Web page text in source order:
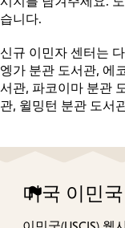
습니다.
신규 이민자 센터는
엥가 분관 도서관, 에
서관, 파코이마 분관
관, 윌밍턴 분관 도서
미국 이민